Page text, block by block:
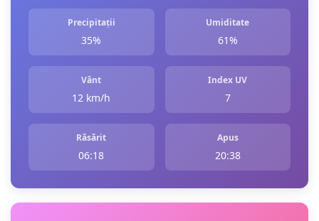
Precipitații
35%
Umiditate
61%
Vânt
12 km/h
Index UV
7
Răsărit
06:18
Apus
20:38